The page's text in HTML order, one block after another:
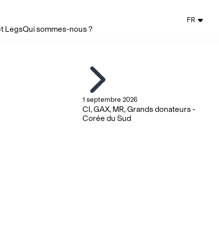
LegsQui sommes-nous ?
FR
1 septembre 2026
CI, GAX, MR, Grands donateurs -
Corée du Sud